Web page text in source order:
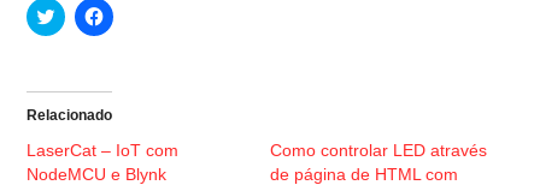
C
l
t
o
s
a
r
e
C
l
t
o
s
a
r
e
Relacionado
LaserCat – IoT com
NodeMCU e Blynk
Como controlar LED através
de página de HTML com